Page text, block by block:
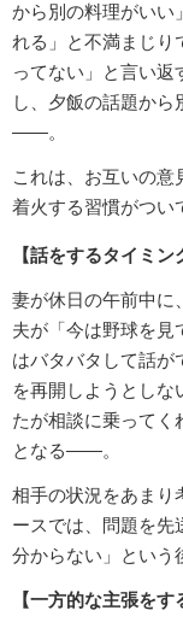
から別の料理がいい
れる」と不満まじり
ってない」と言い
し、夕飯の話題から
――。
これは、お互いの意
着火する習慣がつい
【話をするタイミン
妻が休日の午前中に
夫が「今は野球を見
はバタバタして話が
を再開しようとしな
たが相談に乗ってく
となる――。
相手の状況をあまり
ースでは、問題を先
分からない」という
【一方的な主張をす